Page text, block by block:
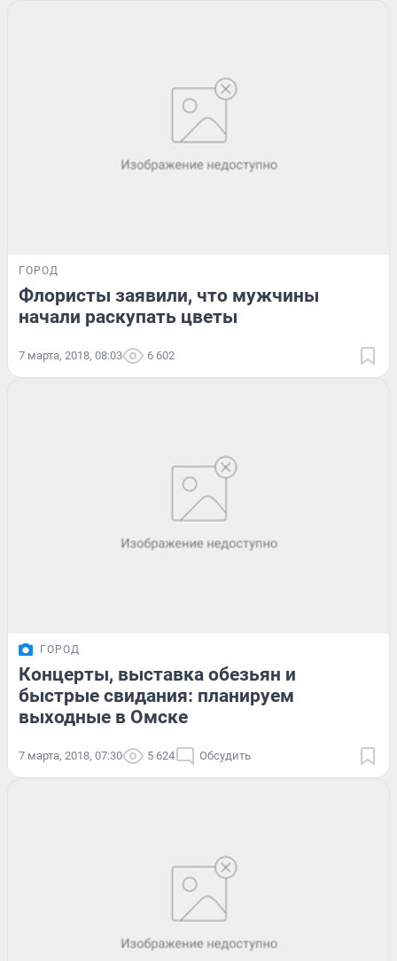
ГОРОД
Флористы заявили, что мужчины
начали раскупать цветы
7 марта, 2018, 08:03 6 602
ГОРОД
Концерты, выставка обезьян и
быстрые свидания: планируем
выходные в Омске
7 марта, 2018, 07:30 5 624 Обсудить